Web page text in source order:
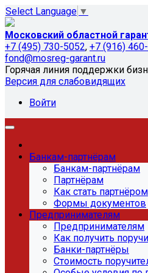
Select Language ▼
Московский областной
+7 (495) 730-5052, +7 (916)
fond@mosreg-garant.ru
Горячая линия поддержки
Версия для слабовидящих
Войти
Банкам-партнёрам
Банкам-партнёрам
Партнёрам
Как стать партнёром
Формы документов
Предпринимателям
Предпринимателям
Как получить
Банки-партнёры
Стоимость